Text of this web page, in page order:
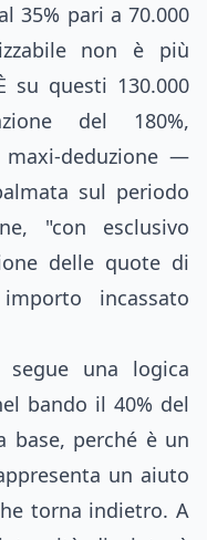
35% pari a 70.000
non è più
su questi 130.000
del 180%,
maxi-deduzione —
sul periodo
"con esclusivo
delle quote di
incassato
segue una logica
bando il 40% del
perché è un
un aiuto
torna indietro. A